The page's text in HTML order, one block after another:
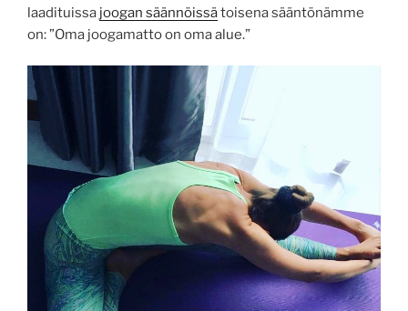
laadituissa joogan säännöissätoisena sääntönämme
on: ”Oma joogamatto on oma alue.”